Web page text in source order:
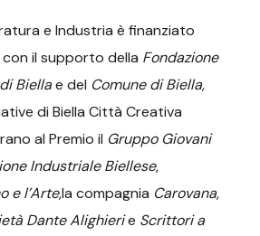
e Industria è finanziato
con il supporto della Fondazione
Biellae del Comune di Biella,
di Biella Città Creativa
al Premio il Gruppo Giovani
Industriale Biellese,
e l’Arte,la compagnia Carovana,
Dante Alighierie Scrittori a